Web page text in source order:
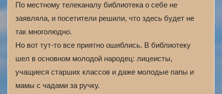
По местному телеканалу библиотека о себе не
заявляла, и посетители решили, что здесь будет не
так многолюдно.
Но вот тут-то все приятно ошиблись. В библиотеку
шел в основном молодой народец: лицеисты,
учащиеся старших классов и даже молодые папы и
мамы с чадами за ручку.